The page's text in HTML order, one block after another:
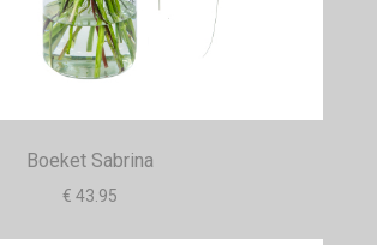
Boeket Sabrina
€ 43.95